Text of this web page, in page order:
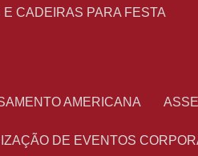
E CADEIRAS PARA FESTA
AMERICANA
DE EVENTOS